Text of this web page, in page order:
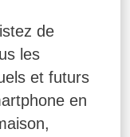
de
les
et futurs
en